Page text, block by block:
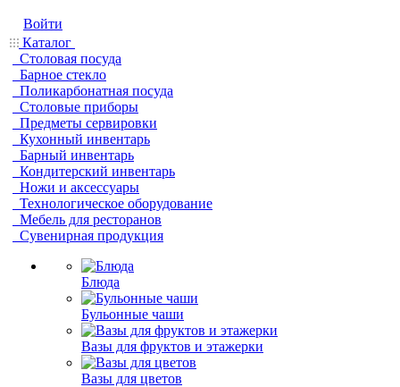
Войти
Каталог
Столовая посуда
Барное стекло
Поликарбонатная посуда
Столовые приборы
Предметы сервировки
Кухонный инвентарь
Барный инвентарь
Кондитерский инвентарь
Ножи и аксессуары
Технологическое оборудование
Мебель для ресторанов
Сувенирная продукция
Блюда
Бульонные чаши
Вазы для фруктов и этажерки
Вазы для цветов